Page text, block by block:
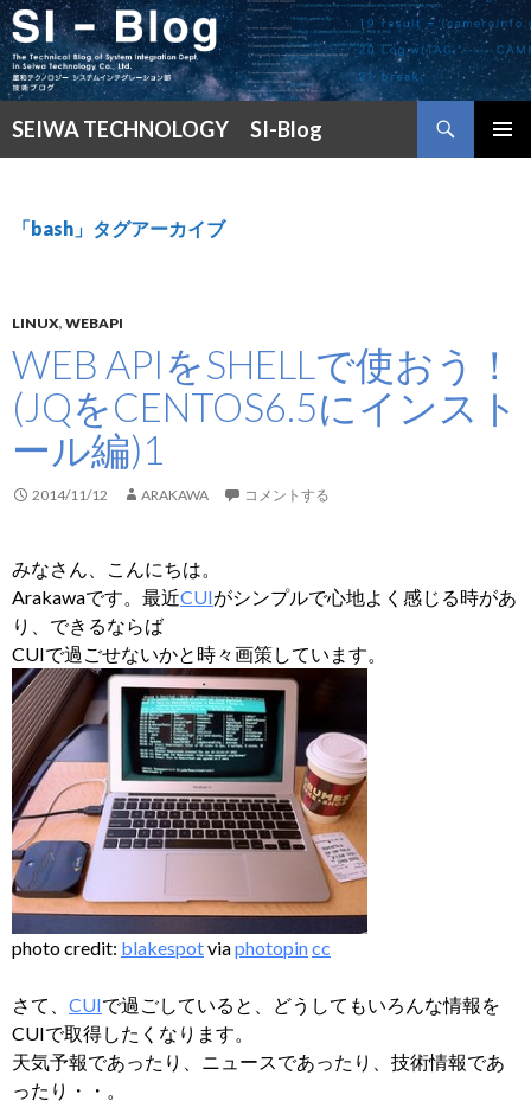
SEIWA TECHNOLOGY SI-Blog
索
ン
キ
ッ
プ
「bash」タグアーカイブ
LINUX, WEBAPI
WEB APIをSHELLで使おう！
(JQをCENTOS6.5にインスト
ール編)1
2014/11/12 ARAKAWA コメントする
みなさん、こんにちは。
Arakawaです。最近CUIがシンプルで心地よく感じる時があ
り、できるならば
CUIで過ごせないかと時々画策しています。
photo credit: blakespotviaphotopincc
さて、 CUIで過ごしていると、どうしてもいろんな情報を
CUIで取得したくなります。
天気予報であったり、ニュースであったり、技術情報であ
ったり・・。